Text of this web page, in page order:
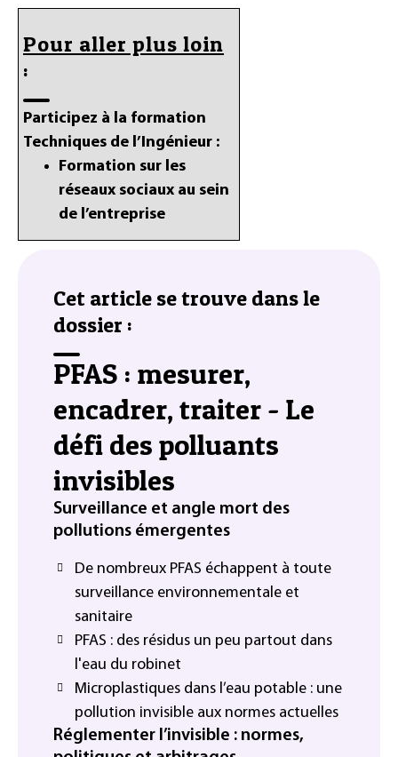
Pour aller plus loin
:
Participez à la formation
Techniques de l’Ingénieur :
Formation sur les
réseaux sociaux au sein
de l’entreprise
Cet article se trouve dans le
dossier :
PFAS : mesurer,
encadrer, traiter - Le
défi des polluants
invisibles
Surveillance et angle mort des
pollutions émergentes
De nombreux PFAS échappent à toute
surveillance environnementale et
sanitaire
PFAS : des résidus un peu partout dans
l'eau du robinet
Microplastiques dans l’eau potable : une
pollution invisible aux normes actuelles
Réglementer l’invisible : normes,